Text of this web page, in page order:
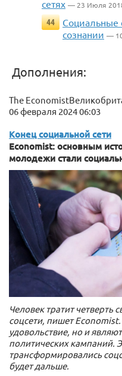
сетях — 23 Июля
44
Социальные
сознании —
Дополнения:
The
06 февраля 2024 06:03
Конец социальной сети
Economist: основным
молодежи стали
Человек тратит четверть
соцсети, пишет
удовольствие, но и
политических кампаний.
трансформировались
будет дальше.